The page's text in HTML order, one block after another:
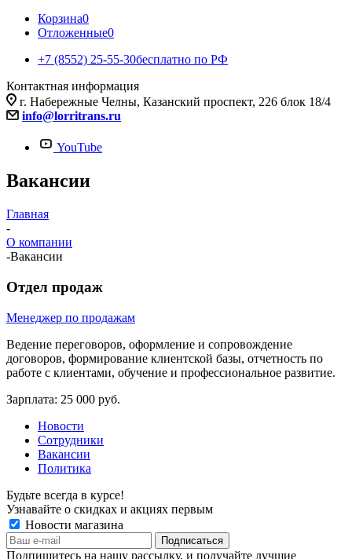
Корзина0
Отложенные0
+7 (8552) 25-55-30бесплатно по РФ
Контактная информация
г. Набережные Челны, Казанский проспект, 226 блок 18/4
info@lorritrans.ru
YouTube
Вакансии
Главная
-
О компании
-Вакансии
Отдел продаж
Менеджер по продажам
Ведение переговоров, оформление и сопровождение
договоров, формирование клиентской базы, отчетность по
работе с клиентами, обучение и профессиональное развитие.
Зарплата: 25 000 руб.
Новости
Сотрудники
Вакансии
Политика
Будьте всегда в курсе!
Узнавайте о скидках и акциях первым
Новости магазина
Подпишитесь на нашу рассылку, и получайте лучшие